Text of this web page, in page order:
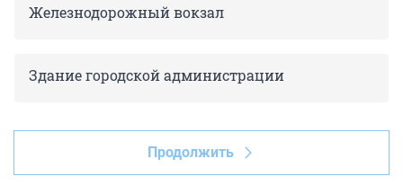
Железнодорожный вокзал
Здание городской администрации
Продолжить